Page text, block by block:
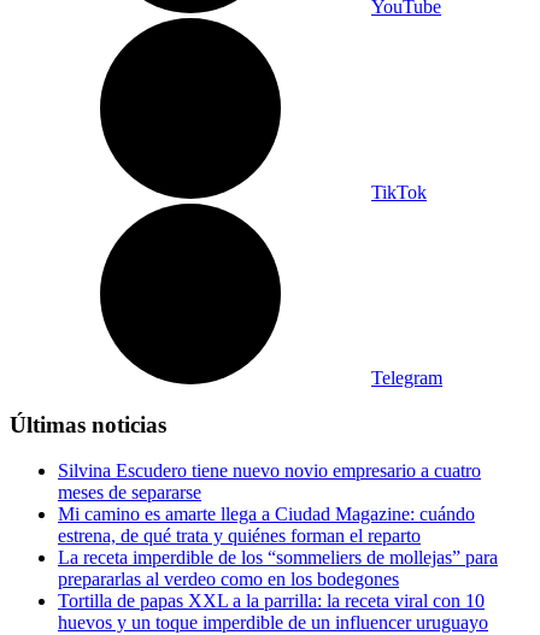
YouTube
TikTok
Telegram
Últimas noticias
Silvina Escudero tiene nuevo novio empresario a cuatro
meses de separarse
Mi camino es amarte llega a Ciudad Magazine: cuándo
estrena, de qué trata y quiénes forman el reparto
La receta imperdible de los “sommeliers de mollejas” para
prepararlas al verdeo como en los bodegones
Tortilla de papas XXL a la parrilla: la receta viral con 10
huevos y un toque imperdible de un influencer uruguayo